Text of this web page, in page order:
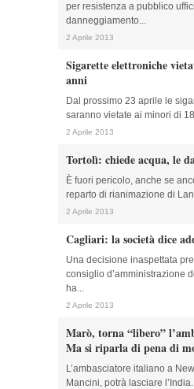
per resistenza a pubblico
danneggiamento...
2 Aprile 2013
Sigarette elettroniche
anni
Dal prossimo 23 aprile le
saranno vietate ai minori di
2 Aprile 2013
Tortolì: chiede acqua, le
È fuori pericolo, anche se
reparto di rianimazione di
2 Aprile 2013
Cagliari: la società dice
Una decisione inaspettata
consiglio d’amministrazione
ha...
2 Aprile 2013
Marò, torna “libero”
Ma si riparla di pena di
L’ambasciatore italiano a
Mancini, potrà lasciare